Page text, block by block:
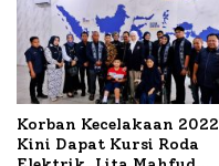
Korban Kecelakaan 2022
Kini Dapat Kursi Roda